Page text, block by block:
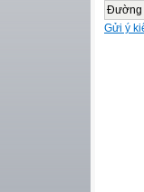
Đường
Gửi ý